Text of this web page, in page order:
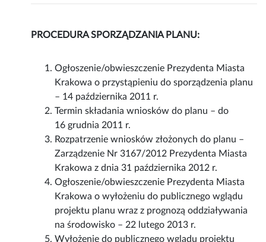
PROCEDURA SPORZĄDZANIA PLANU:
Ogłoszenie/obwieszczenie Prezydenta Miasta
Krakowa o przystąpieniu do sporządzenia planu
– 14 października 2011 r.
Termin składania wniosków do planu – do
16 grudnia 2011 r.
Rozpatrzenie wniosków złożonych do planu –
Zarządzenie Nr 3167/2012 Prezydenta Miasta
Krakowa z dnia 31 października 2012 r.
Ogłoszenie/obwieszczenie Prezydenta Miasta
Krakowa o wyłożeniu do publicznego wglądu
projektu planu wraz z prognozą oddziaływania
na środowisko – 22 lutego 2013 r.
Wyłożenie do publicznego wglądu projektu